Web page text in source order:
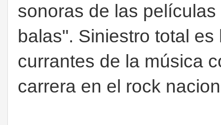
sonoras de las
balas". Siniestro total
currantes de la música
carrera en el rock